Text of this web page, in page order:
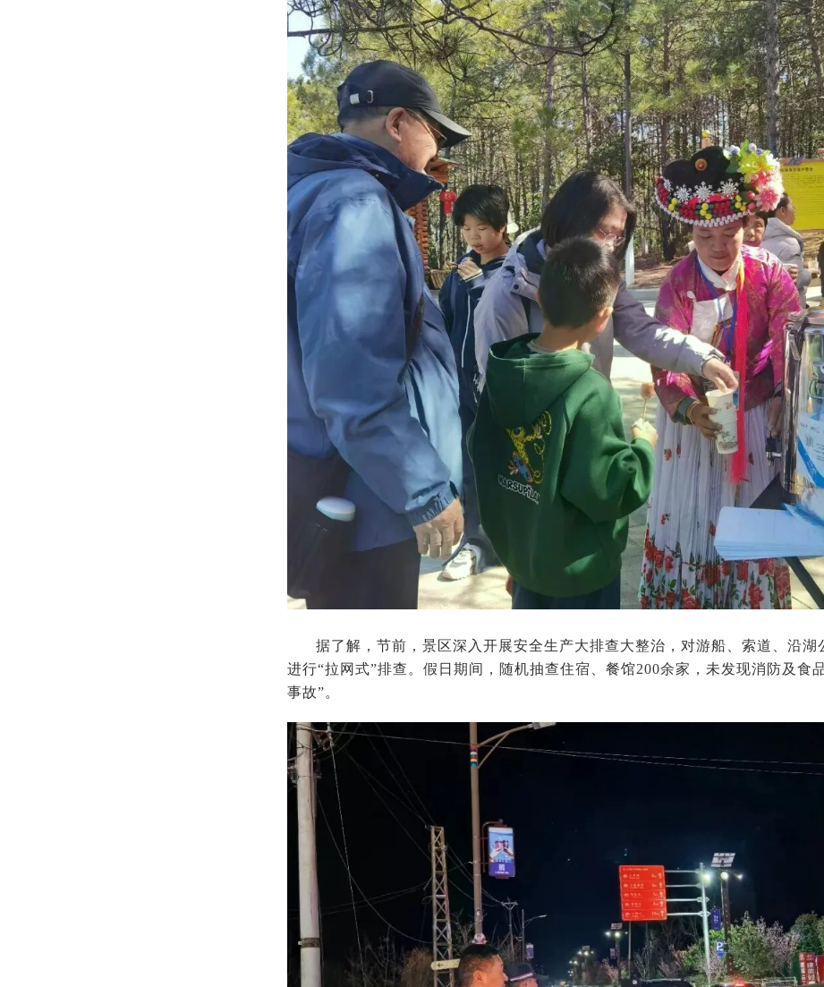
据了解，节前，景区深入开展安全生产大排查大整治，对游船、索道、沿湖
进行“拉网式”排查。假日期间，随机抽查住宿、餐馆200余家，未发现消防及食
事故”。